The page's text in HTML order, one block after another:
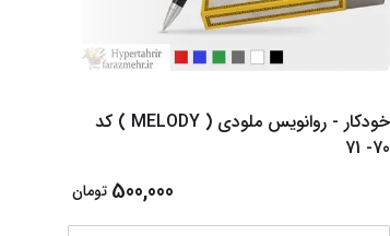
خودکار - روانویس ملودی ( MELODY ) کد
70- 71
500,000 تومان